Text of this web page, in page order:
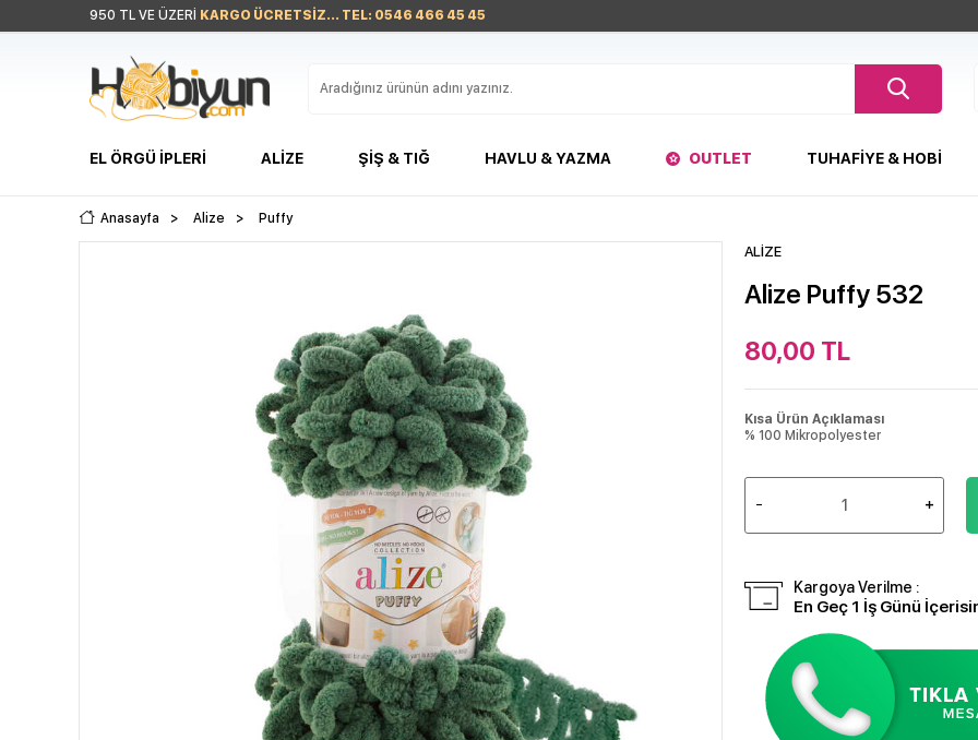
950 TL VE ÜZERİ KARGO ÜCRETSİZ... TEL: 0546 466 45 45
EL ÖRGÜ İPLERI ALIZE ŞIŞ & TIĞ HAVLU & YAZMA OUTLET TUHAFIYE & HOBI
Anasayfa > Alize > Puffy
ALİZE
Alize Puffy 532
80,00 TL
Kısa Ürün Açıklaması
% 100 Mikropolyester
Kargoya Verilme :
En Geç 1 İş Günü